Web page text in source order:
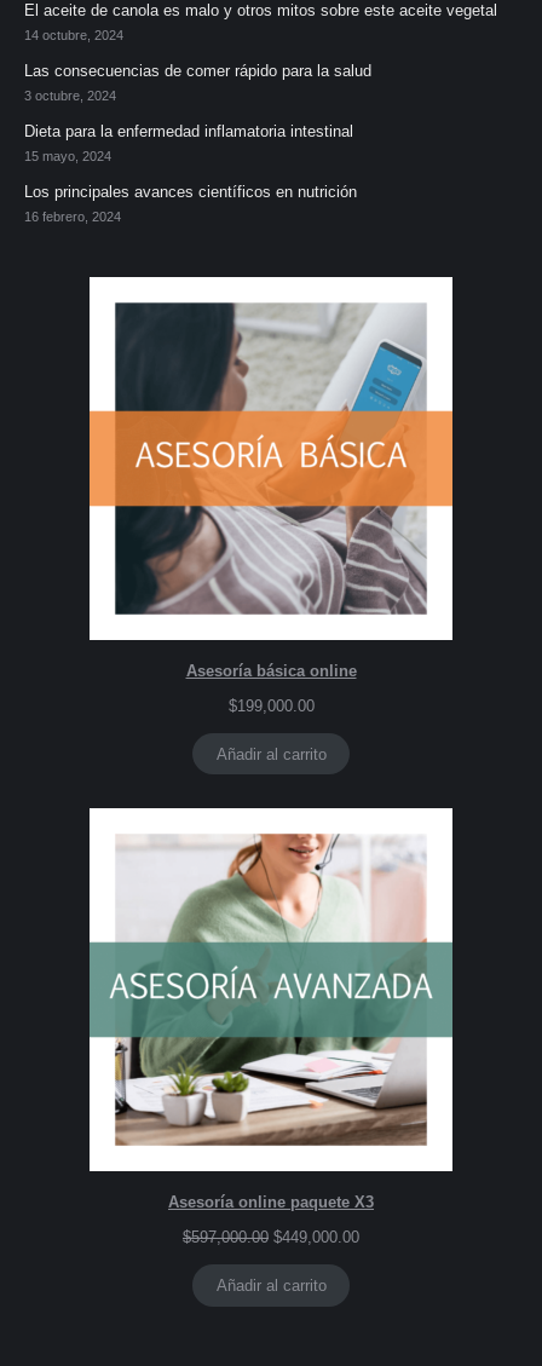
El aceite de canola es malo y otros mitos sobre este aceite vegetal
14 octubre, 2024
Las consecuencias de comer rápido para la salud
3 octubre, 2024
Dieta para la enfermedad inflamatoria intestinal
15 mayo, 2024
Los principales avances científicos en nutrición
16 febrero, 2024
Asesoría básica online
$199,000.00
Añadir al carrito
Asesoría online paquete X3
$597,000.00 $449,000.00
Añadir al carrito